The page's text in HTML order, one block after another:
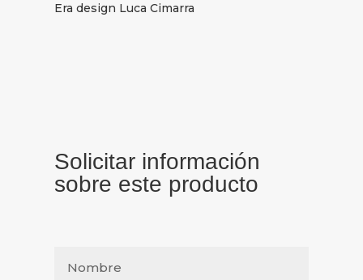
Era design Luca Cimarra
Solicitar información
sobre este producto